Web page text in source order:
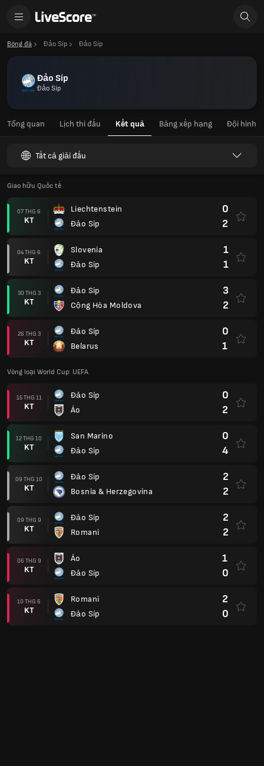
Bóng đá Đảo Síp Đảo Síp
Đảo Síp
Đảo Síp
Tổng quan Lịch thi đấu Kết quả Bảng xếp hạng Đội hình
Tất cả giải đấu
Giao hữu Quốc tế
07 THG 6
KT
Liechtenstein
Đảo Síp
0
2
04 THG 6
KT
Slovenia
Đảo Síp
1
1
30 THG 3
KT
Đảo Síp
Cộng Hòa Moldova
3
2
26 THG 3
KT
Đảo Síp
Belarus
0
1
Vòng loại World Cup: UEFA
15 THG 11
KT
Đảo Síp
Áo
0
2
12 THG 10
KT
San Marino
Đảo Síp
0
4
09 THG 10
KT
Đảo Síp
Bosnia & Herzegovina
2
2
09 THG 9
KT
Đảo Síp
Romani
2
2
06 THG 9
KT
Áo
Đảo Síp
1
0
10 THG 6
KT
Romani
Đảo Síp
2
0